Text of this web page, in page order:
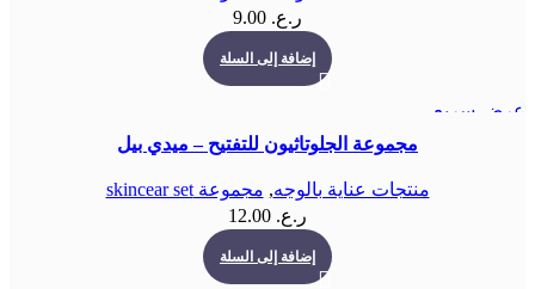
ر.ع.
إضافة إلى السلة
عرض سريع
مجموعة الجلوتاثيون للتفتيح – ميدي بيل
منتجات عناية بالوجه, مجموعة skincear set
ر.ع.
إضافة إلى السلة